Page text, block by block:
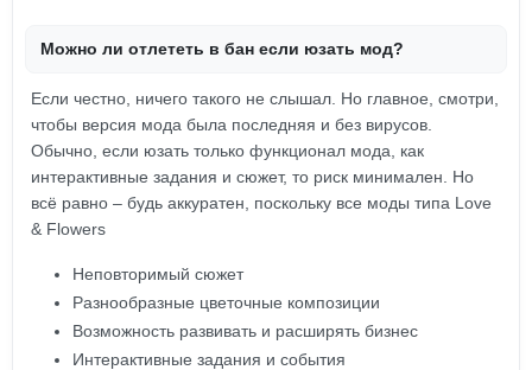
Можно ли отлететь в бан если юзать мод?
Если честно, ничего такого не слышал. Но главное, смотри,
чтобы версия мода была последняя и без вирусов.
Обычно, если юзать только функционал мода, как
интерактивные задания и сюжет, то риск минимален. Но
всё равно – будь аккуратен, поскольку все моды типа Love
& Flowers
Неповторимый сюжет
Разнообразные цветочные композиции
Возможность развивать и расширять бизнес
Интерактивные задания и события